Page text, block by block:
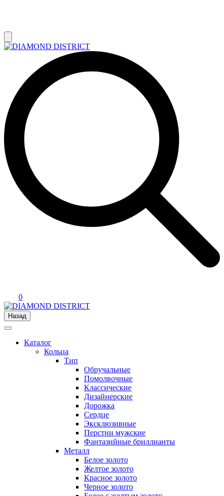
0
Назад
Каталог
Кольца
Тип
Обручальные
Помолвочные
Классические
Дизайнерские
Дорожка
Сердце
Эксклюзивные
Перстни мужские
Фантазийные бриллианты
Металл
Белое золото
Желтое золото
Красное золото
Черное золото